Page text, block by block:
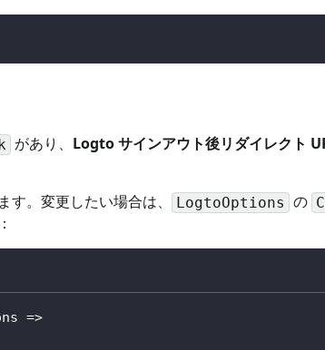
があり、 Logto サインアウト後リダイレクト
。変更したい場合は、
LogtoOptions の
=>